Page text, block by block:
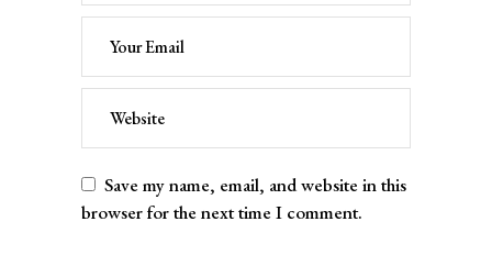
Save my name, email, and website in this
browser for the next time I comment.